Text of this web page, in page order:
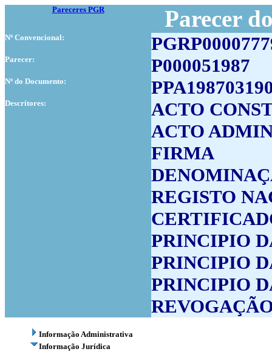
Pareceres PGR Parecer
Nº Convencional:
Parecer: P000051987
Nº do Documento:
Descritores:
ACTO
ACTO
FIRMA
REGISTO
PRINCIPIO
PRINCIPIO
PRINCIPIO
Informação Administrativa
Informação Jurídica